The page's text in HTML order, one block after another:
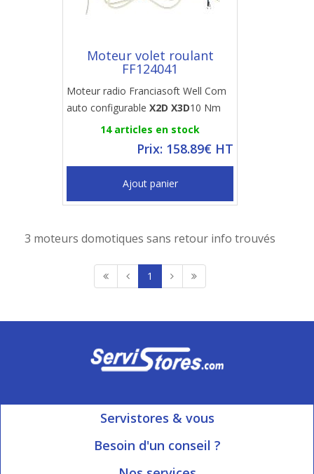
Moteur volet roulant
FF124041
Moteur radio Franciasoft Well Com
auto configurable X2D X3D10 Nm
14 articles en stock
Prix: 158.89€ HT
Ajout panier
3 moteurs domotiques sans retour info trouvés
1
Servistores & vous
Mon compte
Besoin d'un conseil ?
Ouvert du Lundi au Vendredi